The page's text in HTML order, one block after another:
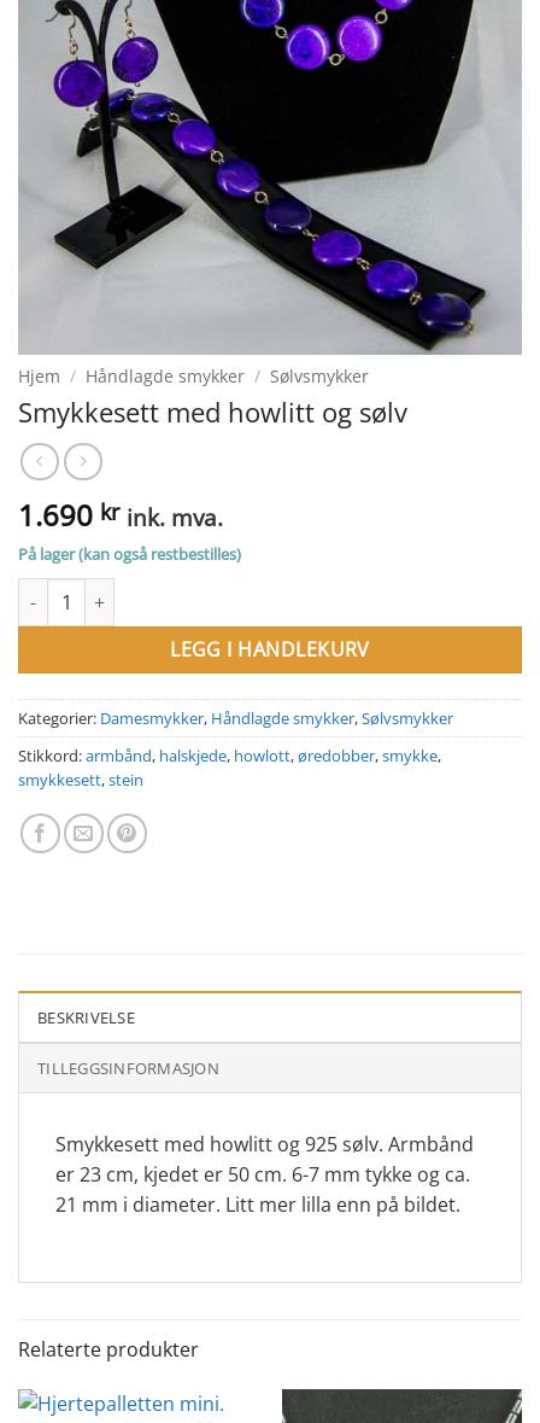
Hjem / Håndlagde smykker / Sølvsmykker
Smykkesett med howlitt og sølv
1.690 kr ink. mva.
På lager (kan også restbestilles)
Smykkesett med howlitt og sølv antall
LEGG I HANDLEKURV
Kategorier: Damesmykker, Håndlagde smykker,Sølvsmykker
Stikkord:armbånd, halskjede, howlott,øredobber,smykke,
smykkesett,stein
BESKRIVELSE
TILLEGGSINFORMASJON
Smykkesett med howlitt og 925 sølv. Armbånd
er 23 cm, kjedet er 50 cm. 6-7 mm tykke og ca.
21 mm i diameter. Litt mer lilla enn på bildet.
Relaterte produkter